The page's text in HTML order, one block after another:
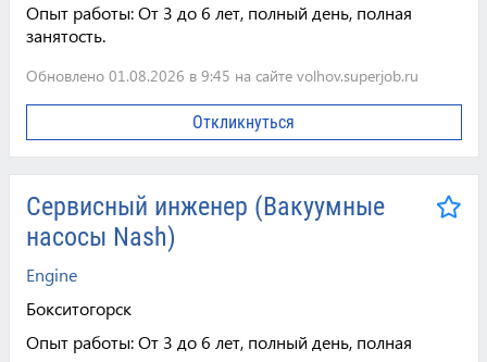
Опыт работы:От 3 до 6 лет, полный день, полная
занятость.
Обновлено 01.08.2026 в 9:45 на сайте volhov.superjob.ru
Откликнуться
Сервисный инженер (Вакуумные
насосы Nash)
Engine
Бокситогорск
Опыт работы:От 3 до 6 лет, полный день, полная